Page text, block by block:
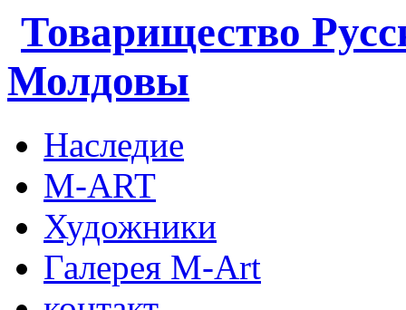
Товарищество
Молдовы
Наследие
M-ART
Художники
Галерея M-Art